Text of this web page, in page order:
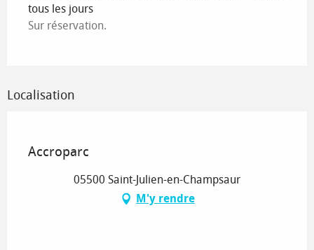
tous les jours
Sur réservation.
Localisation
Accroparc
05500 Saint-Julien-en-Champsaur
M'y rendre